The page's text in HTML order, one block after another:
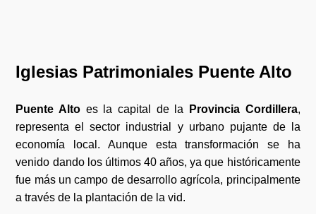
Iglesias Patrimoniales Puente Alto
Puente Alto es la capital de la Provincia Cordillera,
representa el sector industrial y urbano pujante de la
economía local. Aunque esta transformación se ha
venido dando los últimos 40 años, ya que históricamente
fue más un campo de desarrollo agrícola, principalmente
a través de la plantación de la vid.